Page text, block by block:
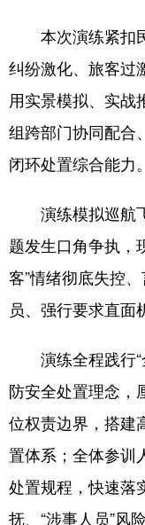
本次演练紧扣民
纠纷激化、旅客过
用实景模拟、实战
组跨部门协同配合
闭环处置综合能力。
演练模拟巡航飞
题发生口角争执，
客”情绪彻底失控
员、强行要求直面
演练全程践行“
防安全处置理念，
位权责边界，搭建
置体系；全体参训
处置规程，快速落
抚、“涉事人员”风